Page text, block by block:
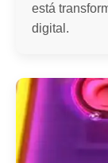
está
digital.